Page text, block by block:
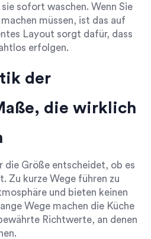
sofort waschen. Wenn Sie
müssen, ist das auf
Layout sorgt dafür, dass
erfolgen.
der
die wirklich
die Größe entscheidet, ob es
Zu kurze Wege führen zu
und bieten keinen
Wege machen die Küche
Richtwerte, an denen